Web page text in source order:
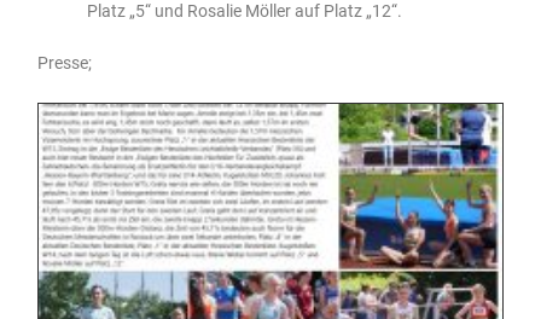
Platz „5“ und Rosalie Möller auf Platz „12“.
Presse;